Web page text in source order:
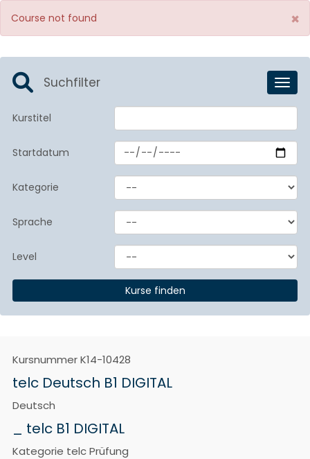
×
Course not found
Suchfilter
Kurstitel
Startdatum
Kategorie
Sprache
Level
KursnummerK14-10428
telc Deutsch B1 DIGITAL
Deutsch
_ telc B1 DIGITAL
Kategorie telc Prüfung